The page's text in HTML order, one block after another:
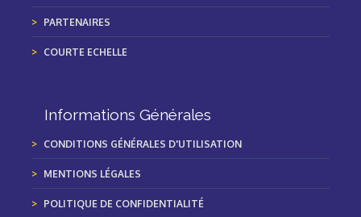
PARTENAIRES
COURTE ECHELLE
Informations Générales
CONDITIONS GÉNÉRALES D'UTILISATION
MENTIONS LÉGALES
POLITIQUE DE CONFIDENTIALITÉ